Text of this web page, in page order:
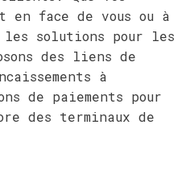
face de vous ou à
les solutions pour les
des liens de
à
de paiements pour
des terminaux de